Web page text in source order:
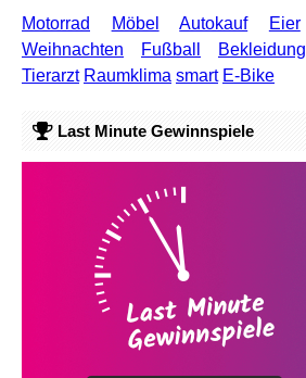
Motorrad Möbel Autokauf Eier
Weihnachten
Fußball Bekleidung
Tierarzt Raumklima smart E-Bike
Last Minute Gewinnspiele